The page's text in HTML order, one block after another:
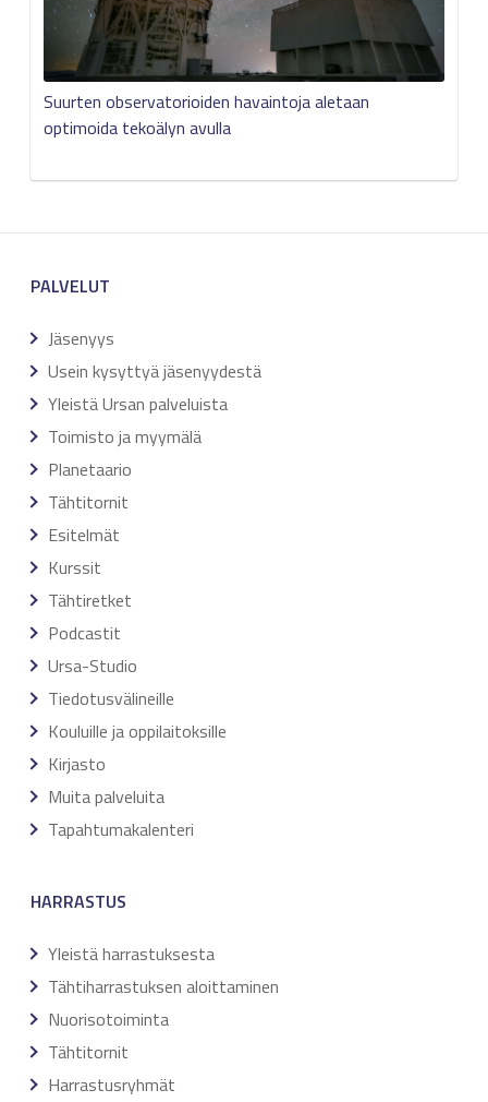
Suurten observatorioiden havaintoja aletaan
optimoida tekoälyn avulla
PALVELUT
Jäsenyys
Usein kysyttyä jäsenyydestä
Yleistä Ursan palveluista
Toimisto ja myymälä
Planetaario
Tähtitornit
Esitelmät
Kurssit
Tähtiretket
Podcastit
Ursa-Studio
Tiedotusvälineille
Kouluille ja oppilaitoksille
Kirjasto
Muita palveluita
Tapahtumakalenteri
HARRASTUS
Yleistä harrastuksesta
Tähtiharrastuksen aloittaminen
Nuorisotoiminta
Tähtitornit
Harrastusryhmät